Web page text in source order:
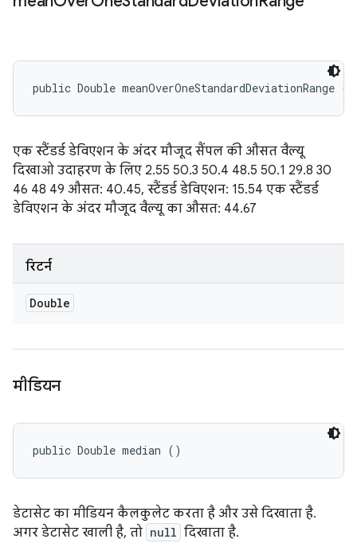
public Double meanOverOneStandardDeviationRange ()
एक स्टैंडर्ड डेविएशन के अंदर मौजूद सैंपल की औसत वैल्यू
दिखाओ उदाहरण के लिए 2.55 50.3 50.4 48.5 50.1 29.8 30
46 48 49 औसत: 40.45, स्टैंडर्ड डेविएशन: 15.54 एक स्टैंडर्ड
डेविएशन के अंदर मौजूद वैल्यू का औसत: 44.67
रिटर्न
Double
मीडियन
public Double median ()
डेटासेट का मीडियन कैलकुलेट करता है और उसे दिखाता है.
अगर डेटासेट खाली है, तो null दिखाता है.